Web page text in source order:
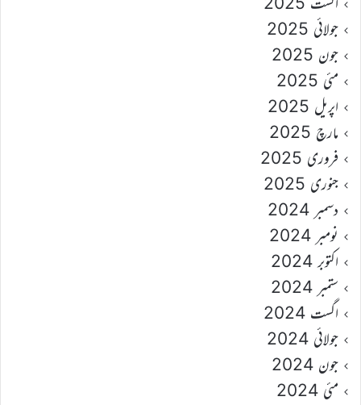
جولائی 2025
جون 2025
مئی 2025
اپریل 2025
مارچ 2025
فروری 2025
جنوری 2025
دسمبر 2024
نومبر 2024
اکتوبر 2024
ستمبر 2024
اگست 2024
جولائی 2024
جون 2024
مئی 2024